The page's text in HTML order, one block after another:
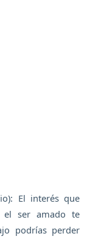
El interés que
el ser amado te
podrías perder